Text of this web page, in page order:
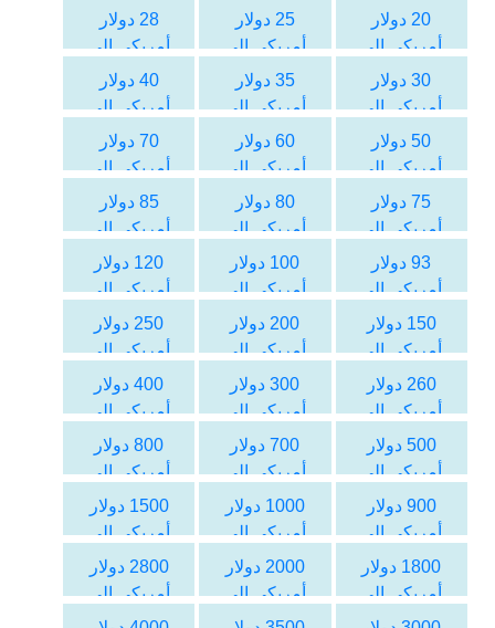
السورية
الليرة السورية
الليرة السورية
20 دولار
أمريكي الى
الليرة السورية
25 دولار
أمريكي الى
الليرة السورية
28 دولار
أمريكي الى
الليرة السورية
30 دولار
أمريكي الى
الليرة السورية
35 دولار
أمريكي الى
الليرة السورية
40 دولار
أمريكي الى
الليرة السورية
50 دولار
أمريكي الى
الليرة السورية
60 دولار
أمريكي الى
الليرة السورية
70 دولار
أمريكي الى
الليرة السورية
75 دولار
أمريكي الى
الليرة السورية
80 دولار
أمريكي الى
الليرة السورية
85 دولار
أمريكي الى
الليرة السورية
93 دولار
أمريكي الى
الليرة السورية
100 دولار
أمريكي الى
الليرة السورية
120 دولار
أمريكي الى
الليرة السورية
150 دولار
أمريكي الى
الليرة السورية
200 دولار
أمريكي الى
الليرة السورية
250 دولار
أمريكي الى
الليرة السورية
260 دولار
أمريكي الى
الليرة السورية
300 دولار
أمريكي الى
الليرة السورية
400 دولار
أمريكي الى
الليرة السورية
500 دولار
أمريكي الى
الليرة السورية
700 دولار
أمريكي الى
الليرة السورية
800 دولار
أمريكي الى
الليرة السورية
900 دولار
أمريكي الى
الليرة السورية
1000 دولار
أمريكي الى
الليرة السورية
1500 دولار
أمريكي الى
الليرة السورية
1800 دولار
أمريكي الى
الليرة السورية
2000 دولار
أمريكي الى
الليرة السورية
2800 دولار
أمريكي الى
الليرة السورية